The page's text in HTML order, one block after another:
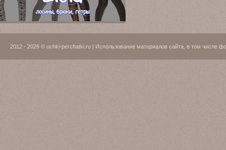
2012 - 2026 © ochki-perchatki.ru | Использование материалов сайта, в том числе